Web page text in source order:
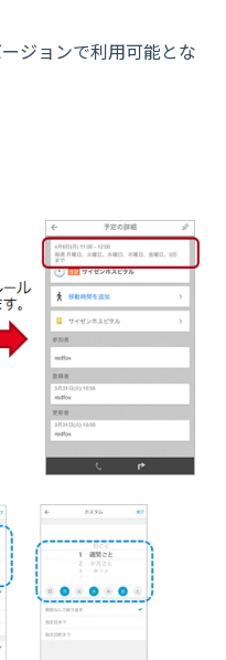
ジョンで利用可能とな